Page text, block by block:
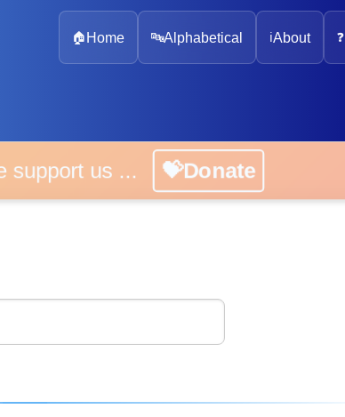
🏠 Home 🔤Alphabetical ℹ️About ❓
support us ... 💝Donate